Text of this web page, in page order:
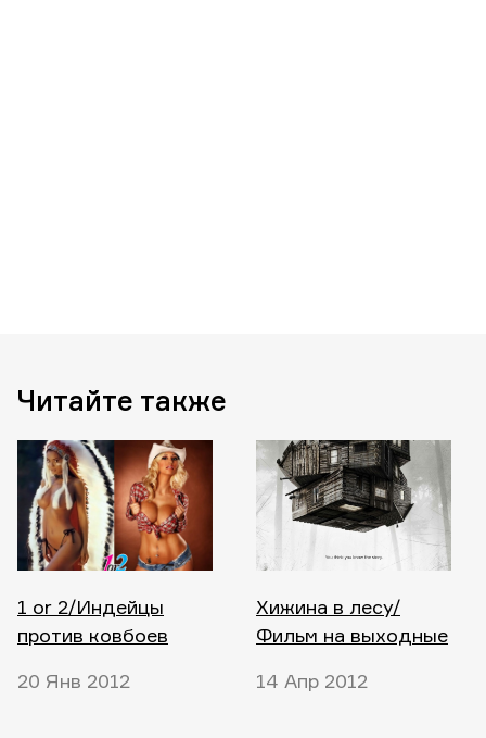
Читайте также
1 or 2/Индейцы
против ковбоев
20 Янв 2012
Хижина в лесу/
Фильм на выходные
14 Апр 2012